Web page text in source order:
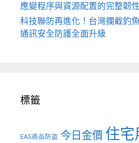
應變程序與資源配置的完整韌性
科技聯防再進化！台灣攔截釣
通訊安全防護全面升級
標籤
EAS商品防盜 今日金價 住宅